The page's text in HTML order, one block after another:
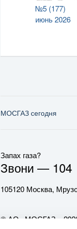
№5 (177)
июнь 2026
МОСГАЗ сегодня
Запах газа?
Звони — 104
105120 Москва,
© АО «МОСГАЗ»,